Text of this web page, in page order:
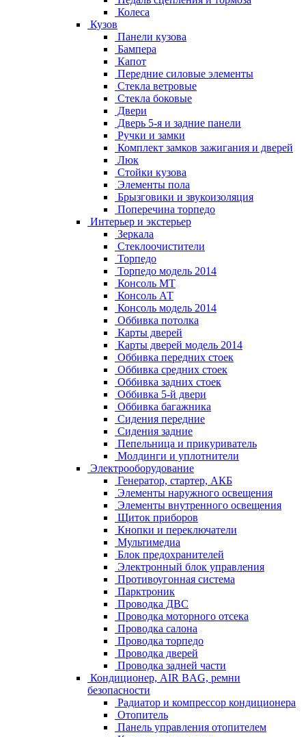
Колеса
Кузов
Панели кузова
Бампера
Капот
Передние силовые элементы
Стекла ветровые
Стекла боковые
Двери
Дверь 5-я и задние панели
Ручки и замки
Комплект замков зажигания и дверей
Люк
Стойки кузова
Элементы пола
Брызговики и звукоизоляция
Поперечина торпедо
Интерьер и экстерьер
Зеркала
Стеклоочистители
Торпедо
Торпедо модель 2014
Консоль МТ
Консоль АТ
Консоль модель 2014
Оббивка потолка
Карты дверей
Карты дверей модель 2014
Оббивка передних стоек
Оббивка средних стоек
Оббивка задних стоек
Оббивка 5-й двери
Оббивка багажника
Сидения передние
Сидения задние
Пепельница и прикуриватель
Молдинги и уплотнители
Электрооборудование
Генератор, стартер, АКБ
Элементы наружного освещения
Элементы внутренного освещения
Щиток приборов
Кнопки и переключатели
Мультимедиа
Блок предохранителей
Электронный блок управления
Противоугонная система
Парктроник
Проводка ДВС
Проводка моторного отсека
Проводка салона
Проводка торпедо
Проводка дверей
Проводка задней части
Кондиционер, AIR BAG, ремни
безопасности
Радиатор и компрессор кондиционера
Отопитель
Панель управления отопителем